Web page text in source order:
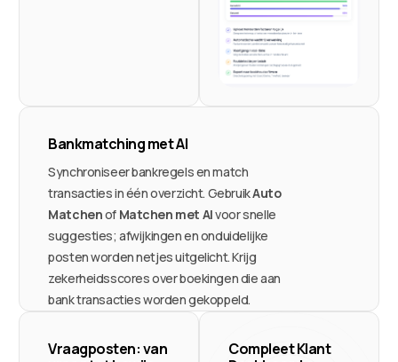
Bankmatching met AI
Synchroniseer bankregels en match
transacties in één overzicht. GebruikAuto
Matchenof Matchen met AIvoor snelle
suggesties; afwijkingen en onduidelijke
posten worden netjes uitgelicht. Krijg
zekerheidsscores over boekingen die aan
bank transacties worden gekoppeld.
Vraagposten: van
Compleet Klant